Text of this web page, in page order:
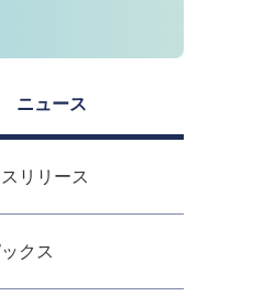
ニュース
リリース
ックス